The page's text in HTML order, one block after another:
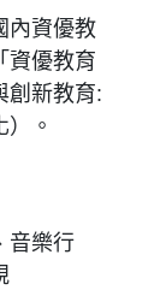
內資優教
資優教育
創新教育:
。
音樂行